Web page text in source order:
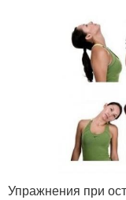
Упражнения при